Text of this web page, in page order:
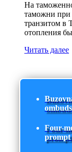
На
таможни при
транзитом в
отопления
Читать далее
Four-
prompt